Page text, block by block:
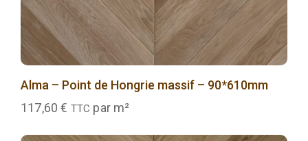
Alma – Point de Hongrie massif – 90*610mm
117,60€ TTC par m²